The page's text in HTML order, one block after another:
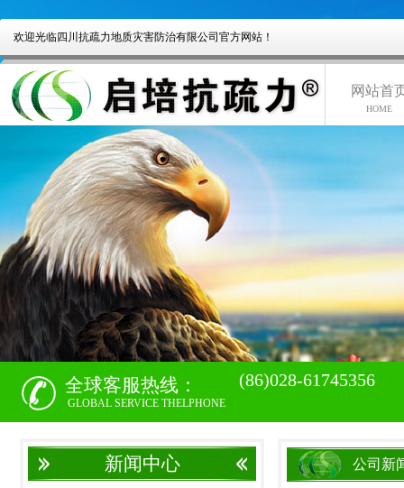
欢迎光临四川抗疏力地质灾害防治有限公司官方网站！
网站首
HOME
全球客服热线：
GLOBAL SERVICE THELPHONE
(86)028-61745356
新闻中心
公司新